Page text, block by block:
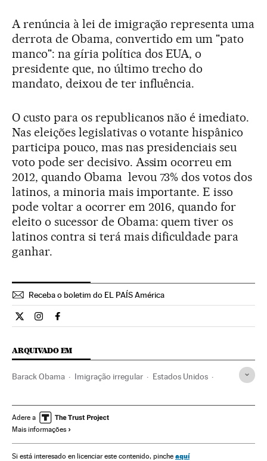
A renúncia à lei de imigração representa uma
derrota de Obama, convertido em um "pato
manco": na gíria política dos EUA, o
presidente que, no último trecho do
mandato, deixou de ter influência.
O custo para os republicanos não é imediato.
Nas eleições legislativas o votante hispânico
participa pouco, mas nas presidenciais seu
voto pode ser decisivo. Assim ocorreu em
2012, quando Obama levou 73% dos votos dos
latinos, a minoria mais importante. E isso
pode voltar a ocorrer em 2016, quando for
eleito o sucessor de Obama: quem tiver os
latinos contra si terá mais dificuldade para
ganhar.
Receba o boletim do EL PAÍS América
Internacional El País Brasil en Twitter
Internacional El País Brasil en Instagram
Internacional El País Brasil en Facebook
ARQUIVADO EM
Barack Obama Imigração irregular Estados Unidos
América Demografia Sociedade
Câmara Representantes Estados Unidos
Congresso Estados Unidos Parlamento Política
Adere a
Mais informações
Si está interesado en licenciar este contenido, pinche aquí